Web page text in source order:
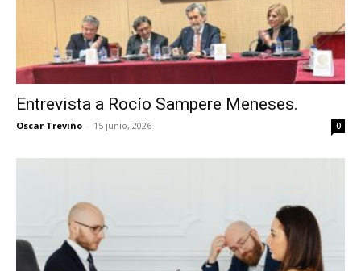
Entrevista a Rocío Sampere Meneses.
Oscar Treviño - 15 junio, 2026 0